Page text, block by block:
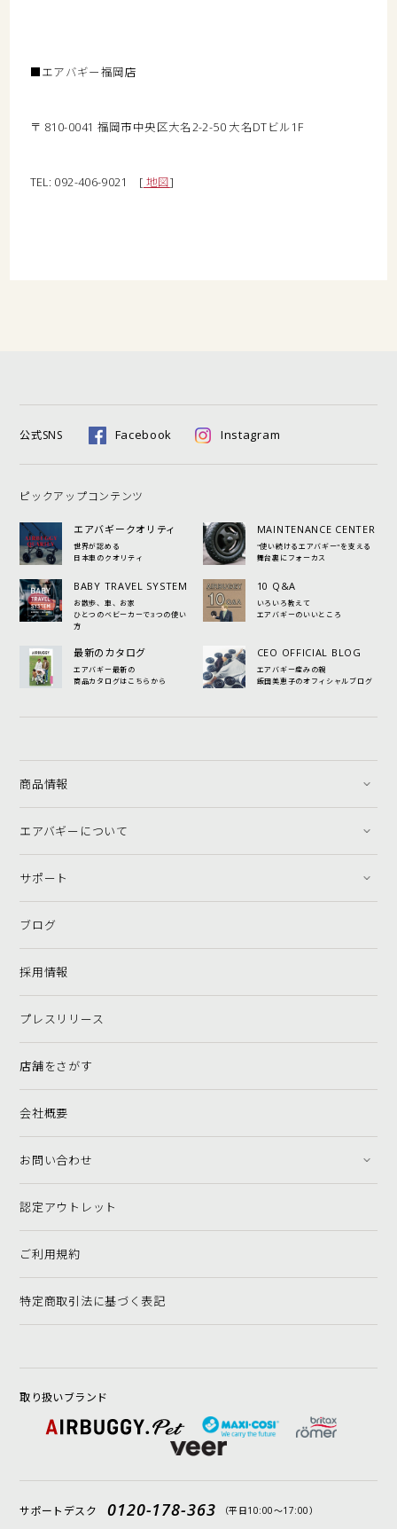
■エアバギー福岡店
〒 810-0041 福岡市中央区大名2-2-50 大名DTビル1F
TEL: 092-406-9021 [ 地図]
公式SNS Facebook Instagram
ピックアップコンテンツ
エアバギークオリティ
世界が認める
日本車のクオリティ
MAINTENANCE CENTER
"使い続けるエアバギー"を支える
舞台裏にフォーカス
BABY TRAVEL SYSTEM
お散歩、車、お家
ひとつのベビーカーで3つの使い
方
10 Q&A
いろいろ教えて
エアバギーのいいところ
最新のカタログ
エアバギー最新の
商品カタログはこちらから
CEO OFFICIAL BLOG
エアバギー産みの親
飯田美恵子のオフィシャルブログ
商品情報
エアバギーについて
サポート
ブログ
採用情報
プレスリリース
店舗をさがす
会社概要
お問い合わせ
認定アウトレット
ご利用規約
特定商取引法に基づく表記
取り扱いブランド
サポートデスク 0120-178-363 （平日10:00〜17:00）